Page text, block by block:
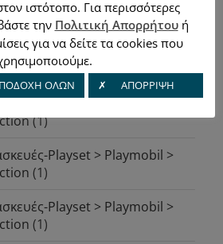
(1)
Playset > Playmobil >
(1)
Playset > Playmobil >
(1)
Playset > Playmobil >
(1)
Playset > Playmobil >
(1)
ιστότοπο. Για περισσότερες
την Πολιτική Απορρήτουή
για να δείτε τα cookies που
ΟΛΩΝ ✗ ΑΠΟΡΡΙΨΗ